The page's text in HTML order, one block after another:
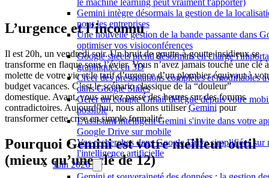
le machine learning peut vraiment t'apporter)
Gemini intègre désormais la gestion de la
pour les entreprises
Une nouvelle gestion de la bande passante dans
optimiser vos visioconférences
Google sheets prend désormais en charge
graphiques en 3D
Créer des présentations complètes et modifiables
dans Google Slides
Gérer un compte Gmail délégué depuis votre
possible
L'assistant intelligent Gemini s'invite dans votre
Google Drive sur mobile
Vos recherches dans Google Drive simplifiées sur
l'intelligence artificielle
Juin 2026
L’urgence et l’inconnu
Il est 20h, un vendredi soir. Un bruit de goutte-à-goutte insidieux se
transforme en flaque sous l’évier. Vous n’avez jamais touché une clé à
molette de votre vie et le tarif d’urgence d’un plombier équivaut à
budget vacances. C’est le scénario classique de la “douleur”
domestique. Avant, vous auriez passé des heures sur des forums
contradictoires. Aujourd’hui, nous allons utiliserGemini pour
transformer cette crise en simple formalité.
Pourquoi Gemini est votre meilleur outil
(mieux qu’une clé de 12)